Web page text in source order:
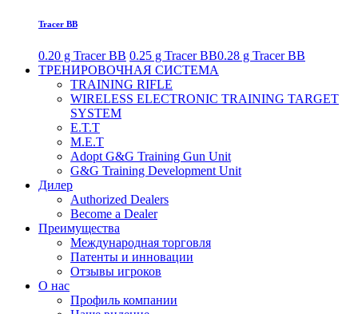
Tracer BB
0.20 g Tracer BB 0.25 g Tracer BB0.28 g Tracer BB
ТРЕНИРОВОЧНАЯ СИСТЕМА
TRAINING RIFLE
WIRELESS ELECTRONIC TRAINING TARGET
SYSTEM
E.T.T
M.E.T
Adopt G&G Training Gun Unit
G&G Training Development Unit
Дилер
Authorized Dealers
Become a Dealer
Преимущества
Международная торговля
Патенты и инновации
Отзывы игроков
О нас
Профиль компании